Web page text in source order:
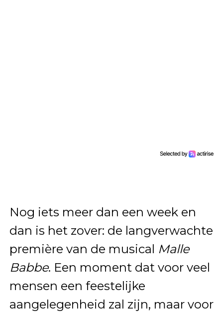
Nog iets meer dan een week en
dan is het zover: de langverwachte
première van de musical Malle
Babbe. Een moment dat voor veel
mensen een feestelijke
aangelegenheid zal zijn, maar voor